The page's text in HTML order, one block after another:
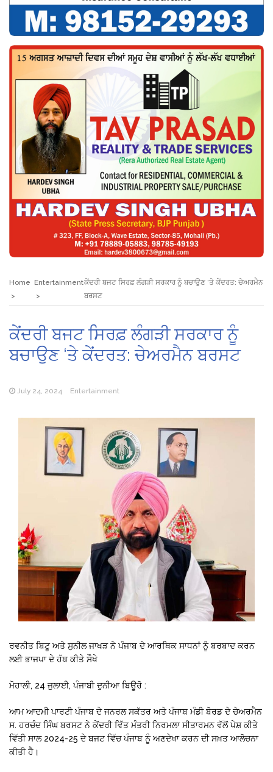
Home Entertainmentਕੇਂਦਰੀ ਬਜਟ ਸਿਰਫ਼ ਲੰਗੜੀ ਸਰਕਾਰ ਨੂੰ ਬਚਾਉਣ ‘ਤੇ ਕੇਂਦਰਤ: ਚੇਅਰਮੈਨ
ਬਰਸਟ
ਕੇਂਦਰੀ ਬਜਟ ਸਿਰਫ਼ ਲੰਗੜੀ ਸਰਕਾਰ ਨੂੰ
ਬਚਾਉਣ ‘ਤੇ ਕੇਂਦਰਤ: ਚੇਅਰਮੈਨ ਬਰਸਟ
July 24, 2024 Entertainment
ਰਵਨੀਤ ਬਿਟੂ ਅਤੇ ਸੁਨੀਲ ਜਾਖੜ ਨੇ ਪੰਜਾਬ ਦੇ ਆਰਥਿਕ ਸਾਧਨਾਂ ਨੂੰ ਬਰਬਾਦ ਕਰਨ
ਲਈ ਭਾਜਪਾ ਦੇ ਹੱਥ ਕੀਤੇ ਸੌਖੇ
ਮੋਹਾਲੀ, 24 ਜੁਲਾਈ, ਪੰਜਾਬੀ ਦੁਨੀਆ ਬਿਊਰੋ :
ਆਮ ਆਦਮੀ ਪਾਰਟੀ ਪੰਜਾਬ ਦੇ ਜਨਰਲ ਸਕੱਤਰ ਅਤੇ ਪੰਜਾਬ ਮੰਡੀ ਬੋਰਡ ਦੇ ਚੇਅਰਮੈਨ
ਸ. ਹਰਚੰਦ ਸਿੰਘ ਬਰਸਟ ਨੇ ਕੇਂਦਰੀ ਵਿੱਤ ਮੰਤਰੀ ਨਿਰਮਲਾ ਸੀਤਾਰਮਨ ਵੱਲੋਂ ਪੇਸ਼ ਕੀਤੇ
ਵਿੱਤੀ ਸਾਲ 2024-25 ਦੇ ਬਜਟ ਵਿੱਚ ਪੰਜਾਬ ਨੂੰ ਅਣਦੇਖਾ ਕਰਨ ਦੀ ਸਖ਼ਤ ਆਲੋਚਨਾ
ਕੀਤੀ ਹੈ।